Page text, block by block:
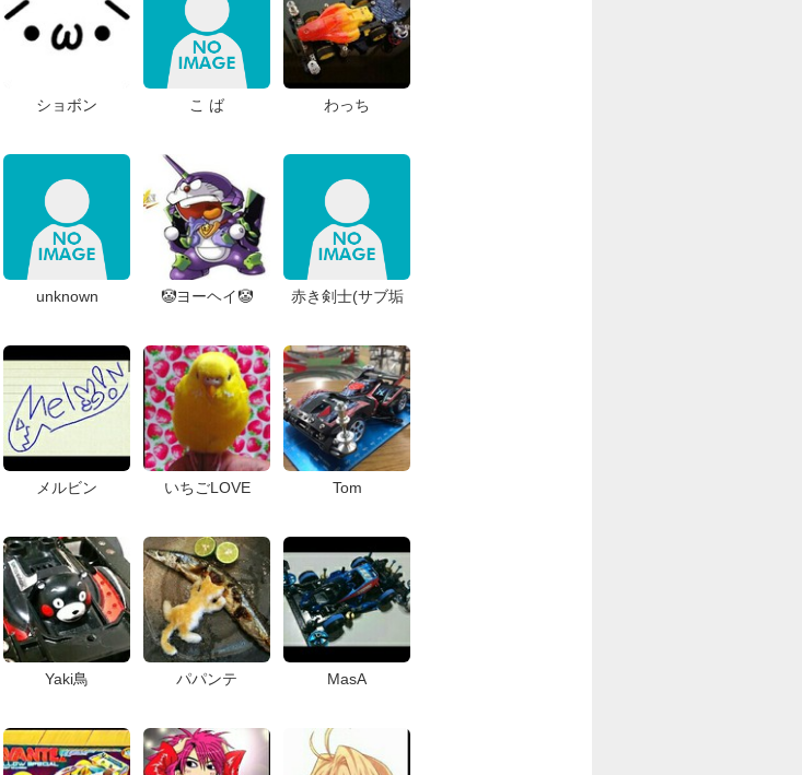
ショボン こ ば わっち
unknown 🤡ヨーヘイ🤡 赤き剣士(サブ垢
メルビン いちごLOVE Tom
Yaki鳥 パパンテ MasA